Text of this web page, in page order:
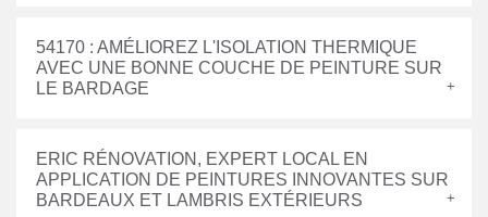
54170 : AMÉLIOREZ L'ISOLATION THERMIQUE
AVEC UNE BONNE COUCHE DE PEINTURE SUR
LE BARDAGE
ERIC RÉNOVATION, EXPERT LOCAL EN
APPLICATION DE PEINTURES INNOVANTES SUR
BARDEAUX ET LAMBRIS EXTÉRIEURS